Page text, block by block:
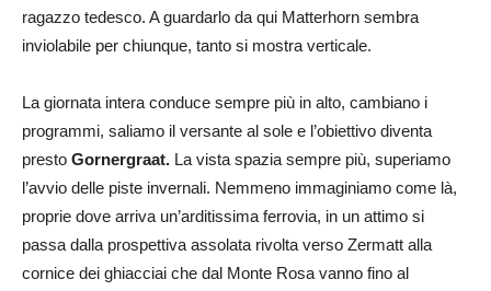
ragazzo tedesco. A guardarlo da qui Matterhorn sembra
inviolabile per chiunque, tanto si mostra verticale.
La giornata intera conduce sempre più in alto, cambiano i
programmi, saliamo il versante al sole e l’obiettivo diventa
presto Gornergraat. La vista spazia sempre più, superiamo
l’avvio delle piste invernali. Nemmeno immaginiamo come là,
proprie dove arriva un’arditissima ferrovia, in un attimo si
passa dalla prospettiva assolata rivolta verso Zermatt alla
cornice dei ghiacciai che dal Monte Rosa vanno fino al